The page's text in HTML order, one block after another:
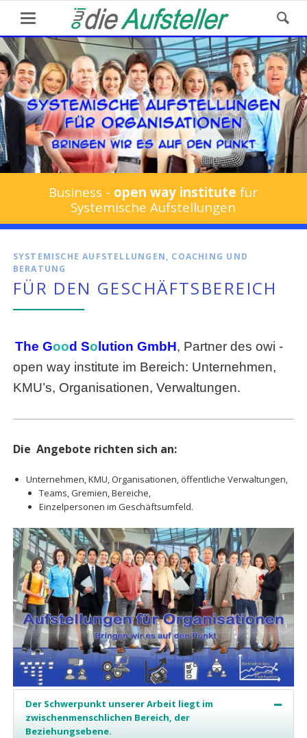
Business - open way institutefür
Systemische Aufstellungen
SYSTEMISCHE AUFSTELLUNGEN, COACHING UND
BERATUNG
FÜR DEN GESCHÄFTSBEREICH
TheGood Solution GmbH, Partner des owi -
open way institute im Bereich: Unternehmen,
KMU’s, Organisationen, Verwaltungen.
Die Angebote richten sich an:
Unternehmen, KMU, Organisationen, öffentliche Verwaltungen,
Teams, Gremien, Bereiche,
Einzelpersonen im Geschäftsumfeld.
Der Schwerpunkt unserer Arbeit liegt im
zwischenmenschlichen Bereich, der
Beziehungsebene.